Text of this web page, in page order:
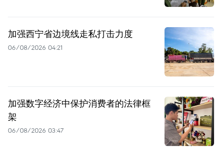
加强西宁省边境线走私打击力度
06/08/2026 04:21
加强数字经济中保护消费者的法律框
架
06/08/2026 03:47